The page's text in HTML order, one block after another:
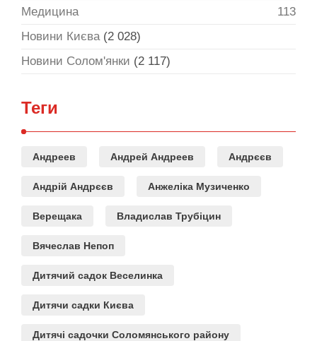
Медицина
113
Новини Києва (2 028)
Новини Солом'янки (2 117)
Теги
Андреев Андрей Андреев Андрєєв
Андрій Андрєєв Анжеліка Музиченко
Верещака Владислав Трубіцин
Вячеслав Непоп
Дитячий садок Веселинка
Дитячи садки Києва
Дитячі садочки Соломянського району